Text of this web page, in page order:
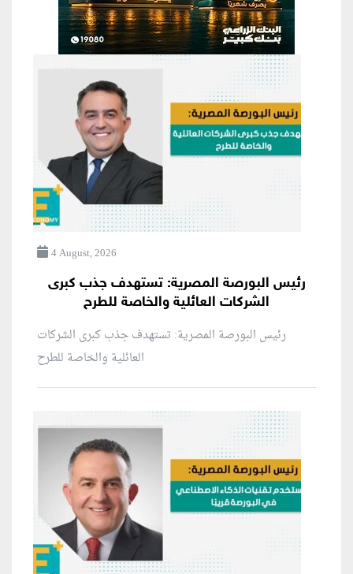
4 August, 2026
رئيس البورصة المصرية: تستهدف جذب كبرى
الشركات العائلية والخاصة للطرح
رئيس البورصة المصرية: تستهدف جذب كبرى الشركات
العائلية والخاصة للطرح